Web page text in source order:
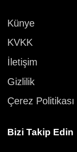
Künye
KVKK
İletişim
Gizlilik
Çerez Politikası
Bizi Takip Edin